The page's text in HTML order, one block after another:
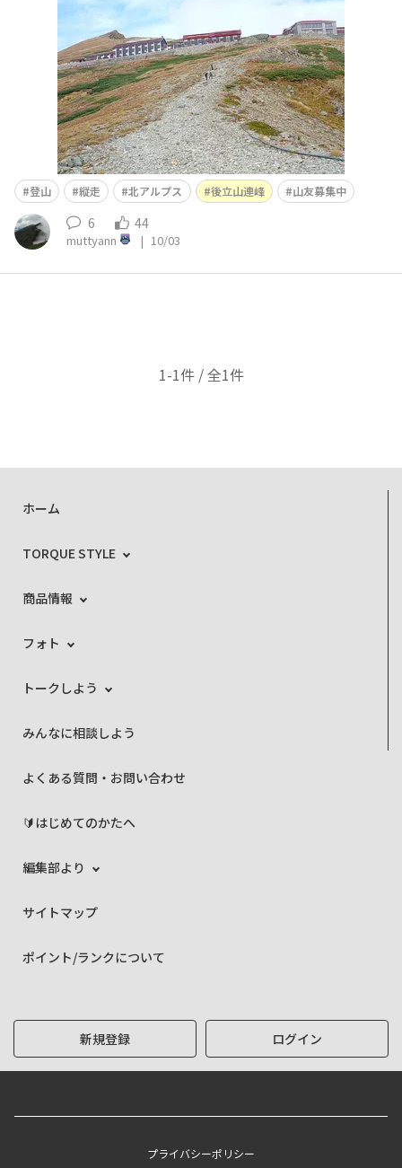
登山 縦走 北アルプス 後立山連峰 山友募集中
6 44
muttyann | 10/03
1-1件 / 全1件
ホーム
TORQUE STYLE
商品情報
フォト
トークしよう
みんなに相談しよう
よくある質問・お問い合わせ
🔰はじめてのかたへ
編集部より
サイトマップ
ポイント/ランクについて
新規登録 ログイン
プライバシーポリシー